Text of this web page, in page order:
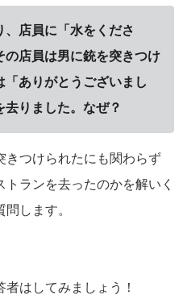
店員に「水をくださ
の店員は男に銃を突きつけ
「ありがとうございまし
りました。なぜ？
きつけられたにも関わらず
トランを去ったのかを解いく
します。
はしてみましょう！